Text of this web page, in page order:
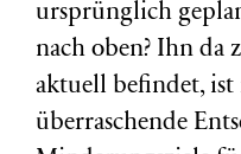
ursprünglich
nach oben? Ihn da
aktuell befindet, ist
überraschende